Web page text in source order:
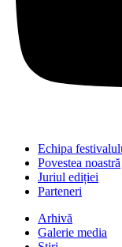
Echipa
Povestea noastră
Juriul ediției
Parteneri
Arhivă
Galerie media